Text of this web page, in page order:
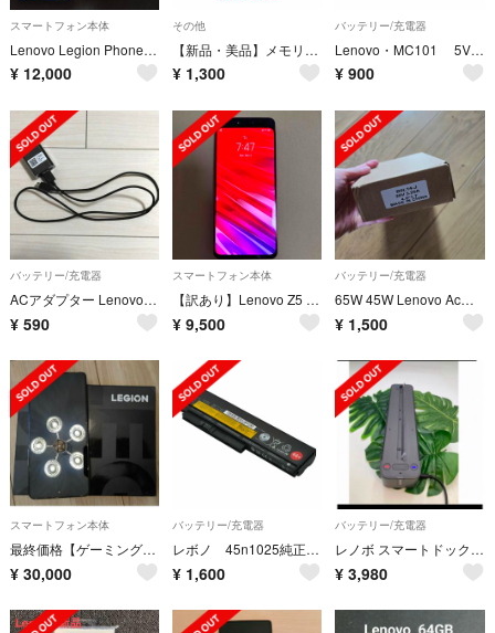
スマートフォン本体
Lenovo Legion Phone Duel 稼働確認済み ジャンク
¥ 12,000
その他
【新品・美品】メモリーカード 256GB Lenovo レノボ
¥ 1,300
バッテリー/充電器
Lenovo・MC101 5V 2A アダプター＆ケーブル
¥ 900
バッテリー/充電器
ACアダプター Lenovo SC-61&Micro USBケーブル
¥ 590
スマートフォン本体
【訳あり】Lenovo Z5 pro gt 8GB 256GB 【最終値下げ】
¥ 9,500
バッテリー/充電器
65W 45W Lenovo Acアダプター レノボ用 充電器
¥ 1,500
スマートフォン本体
最終価格【ゲーミングスマホ】Lenovo Legion Y70 8/128GB
¥ 30,000
バッテリー/充電器
レボノ 45n1025純正バッテリー
¥ 1,600
バッテリー/充電器
レノボ スマートドック HA-200 Select Smart Tab M10
¥ 3,980